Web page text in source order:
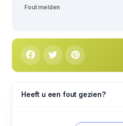
Fout melden
Heeft u een fout gezien?